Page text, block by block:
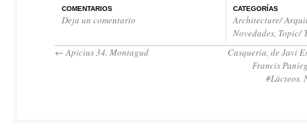
COMENTARIOS
Deja un comentario
CATEGORÍAS
Architecture/
Novedades, Topic/
←Apicius 34. Montagud
Casquería, de Javi
Francis
#Lácteos.